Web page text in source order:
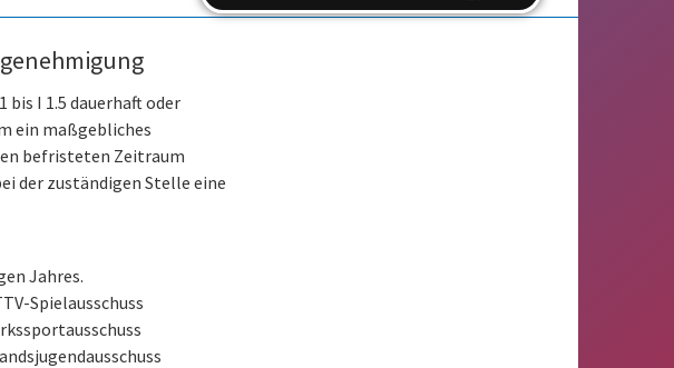
bis I 1.5 dauerhaft oder
ein maßgebliches
befristeten Zeitraum
der zuständigen Stelle eine
Jahres.
Spielausschuss